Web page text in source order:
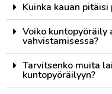
Kuinka kauan
Voiko kuntopyöräily
vahvistamisessa?
Tarvitsenko muita
kuntopyöräilyyn?